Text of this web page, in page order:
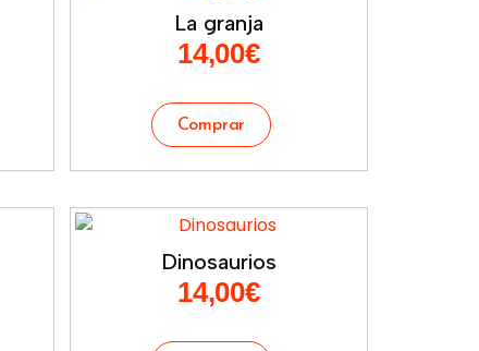
La granja
14,00€
Dinosaurios
14,00€